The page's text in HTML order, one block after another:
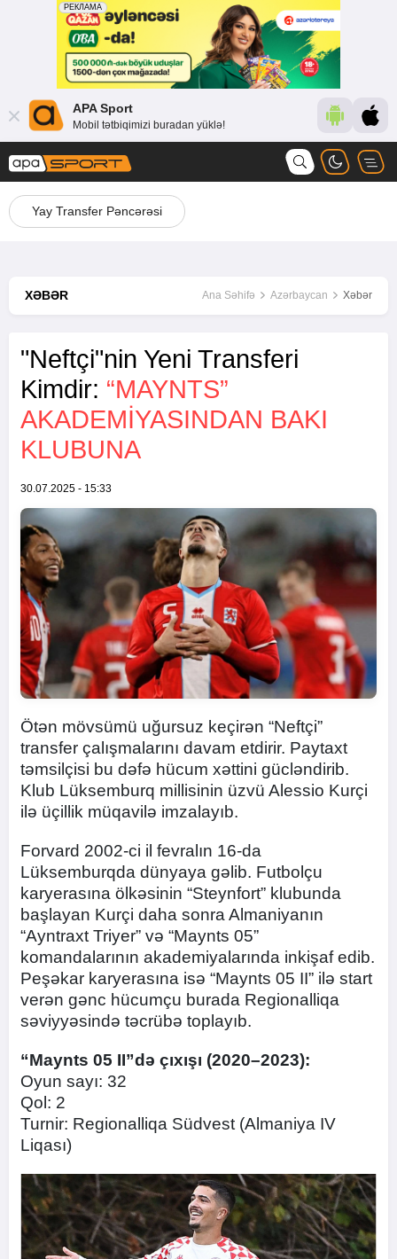
APA Sport
Mobil tətbiqimizi buradan yüklə!
Yay Transfer Pəncərəsi
XƏBƏR Ana Səhifə Azərbaycan Xəbər
"Neftçi"nin Yeni Transferi
Kimdir: “MAYNTS”
AKADEMIYASINDAN BAKI
KLUBUNA
30.07.2025 - 15:33
Ötən mövsümü uğursuz keçirən “Neftçi”
transfer çalışmalarını davam etdirir. Paytaxt
təmsilçisi bu dəfə hücum xəttini gücləndirib.
Klub Lüksemburq millisinin üzvü Alessio Kurçi
ilə üçillik müqavilə imzalayıb.
Forvard 2002-ci il fevralın 16-da
Lüksemburqda dünyaya gəlib. Futbolçu
karyerasına ölkəsinin “Steynfort” klubunda
başlayan Kurçi daha sonra Almaniyanın
“Ayntraxt Triyer” və “Maynts 05”
komandalarının akademiyalarında inkişaf edib.
Peşəkar karyerasına isə “Maynts 05 II” ilə start
verən gənc hücumçu burada Regionalliqa
səviyyəsində təcrübə toplayıb.
“Maynts 05 II”də çıxışı (2020–2023):
Oyun sayı: 32
Qol: 2
Turnir: Regionalliqa Südvest (Almaniya IV
Liqası)